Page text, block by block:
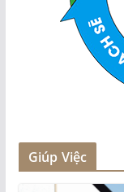
Giúp Việc